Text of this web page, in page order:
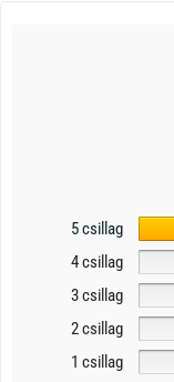
5 csillag
4 csillag
3 csillag
2 csillag
1 csillag